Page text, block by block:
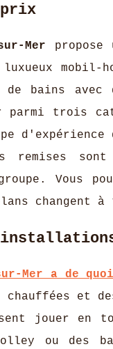
Mer
mobil-
bains avec
parmi trois
remises
Vous
changent à
sur-Mer a de
chauffées et
jouer en
volley ou des